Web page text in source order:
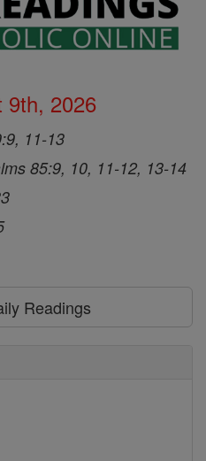
9th, 2026
11-13
85:9, 10, 11-12, 13-14
Readings